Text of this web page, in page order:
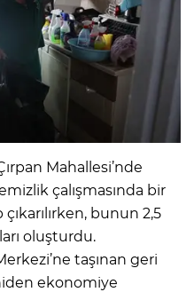
Mahallesi’nde
çalışmasında bir
bunun 2,5
oluşturdu.
taşınan geri
ekonomiye